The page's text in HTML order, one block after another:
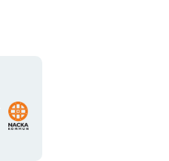
Organisationens
logotyp